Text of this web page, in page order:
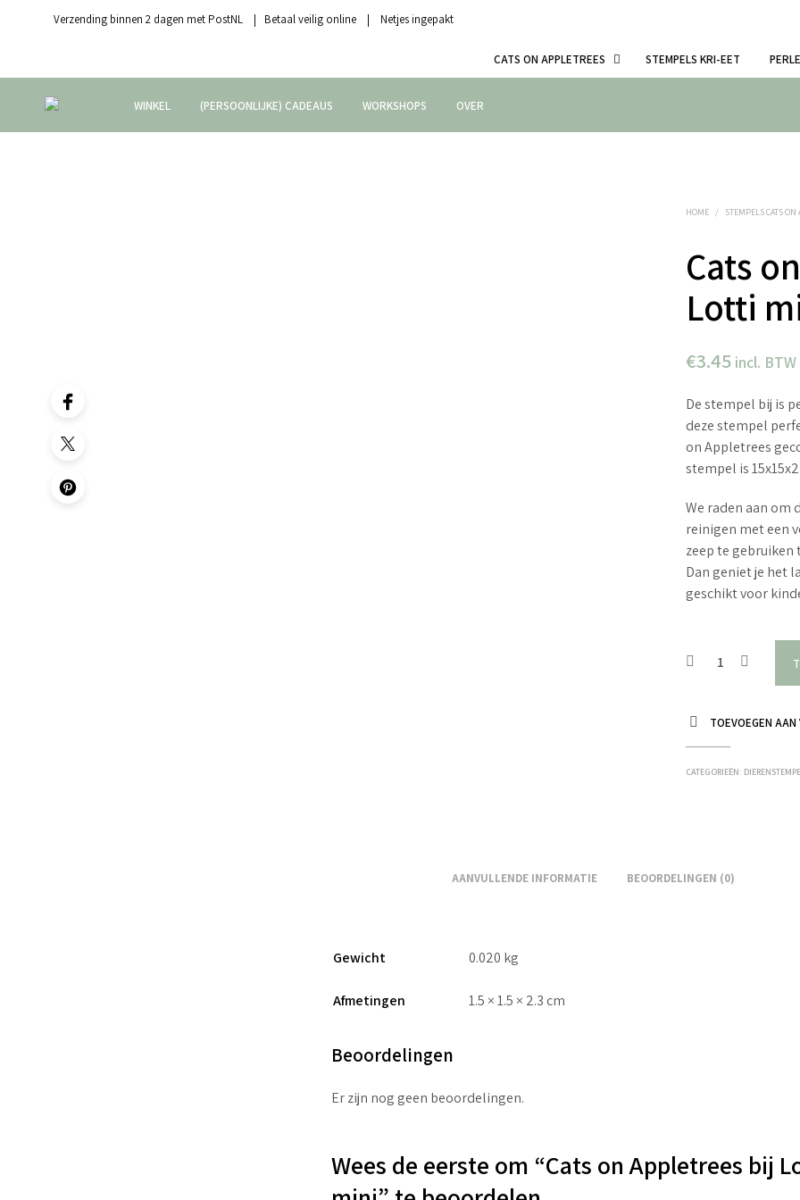
Verzending binnen 2 dagen met PostNL | Betaal veilig online | Netjes ingepakt
CATS ON APPLETREES STEMPELS KRI-EET
WINKEL (PERSOONLIJKE) CADEAUS WORKSHOPS OVER
HOME / STEMPELS CATS ON
Cats
Lotti
€3.45 incl. BTW
De stempel bij is
deze stempel
on Appletrees
stempel is
We raden aan om
reinigen met een
zeep te
Dan geniet je het
geschikt voor
TOEVOEGEN
CATEGORIEËN:
AANVULLENDE INFORMATIE BEOORDELINGEN (0)
Gewicht 0.020 kg
Afmetingen 1.5 × 1.5 × 2.3 cm
Beoordelingen
Er zijn nog geen beoordelingen.
Wees de eerste om “Cats on Appletrees bij